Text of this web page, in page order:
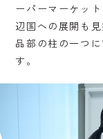
ーパーマーケッ
辺国への展開も
品部の柱の一つ
す。